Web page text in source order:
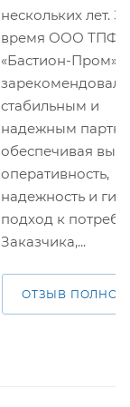
нескольких лет.
время ООО ТПФ
«Бастион-Пром»
стабильным и
надежным
обеспечивая
оперативность,
надежность и
подход к
Заказчика,...
ОТЗЫВ